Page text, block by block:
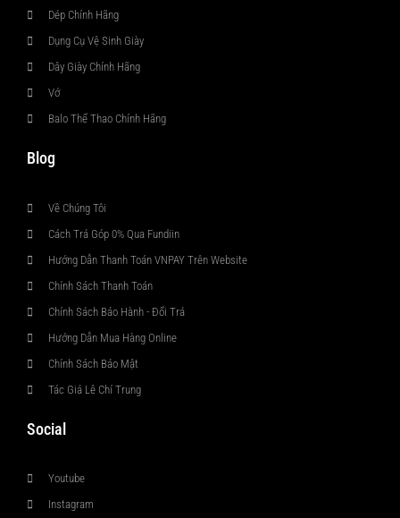
Dép Chính Hãng
Dụng Cụ Vệ Sinh Giày
Dây Giày Chính Hãng
Vớ
Balo Thể Thao Chính Hãng
Blog
Về Chúng Tôi
Cách Trả Góp 0% Qua Fundiin
Hướng Dẫn Thanh Toán VNPAY Trên Website
Chính Sách Thanh Toán
Chính Sách Bảo Hành - Đổi Trả
Hướng Dẫn Mua Hàng Online
Chính Sách Bảo Mật
Tác Giả Lê Chí Trung
Social
Youtube
Instagram